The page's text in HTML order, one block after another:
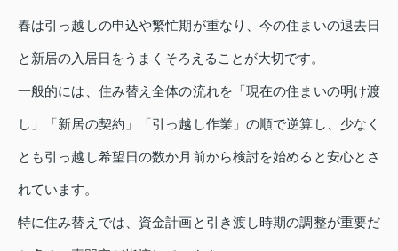
春は引っ越しの申込や繁忙期が重なり、今の住まいの退去日
と新居の入居日をうまくそろえることが大切です。
一般的には、住み替え全体の流れを「現在の住まいの明け渡
し」「新居の契約」「引っ越し作業」の順で逆算し、少なく
とも引っ越し希望日の数か月前から検討を始めると安心とさ
れています。
特に住み替えでは、資金計画と引き渡し時期の調整が重要だ